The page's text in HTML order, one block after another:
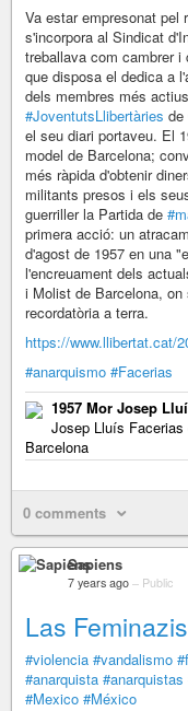
Va estar empresonat pel
s'incorpora al Sindicat
treballava com cambrer
que disposa el dedica a
dels membres més
#JoventutsLlibertàries de
el seu diari portaveu. El
model de Barcelona;
més ràpida d'obtenir
militants presos i els
guerriller la Partida de
primera acció: un
d'agost de 1957 en una
l'encreuament dels
i Molist de Barcelona,
recordatòria a terra.
https://www.llibertat.cat/
#anarquismo #Facerias
1957 Mor Josep
Josep Lluís
Barcelona
0 comments
Sapiens
7 years ago – Public
Las
#violencia #vandalismo
#anarquista #anarquistas
#Mexico #México